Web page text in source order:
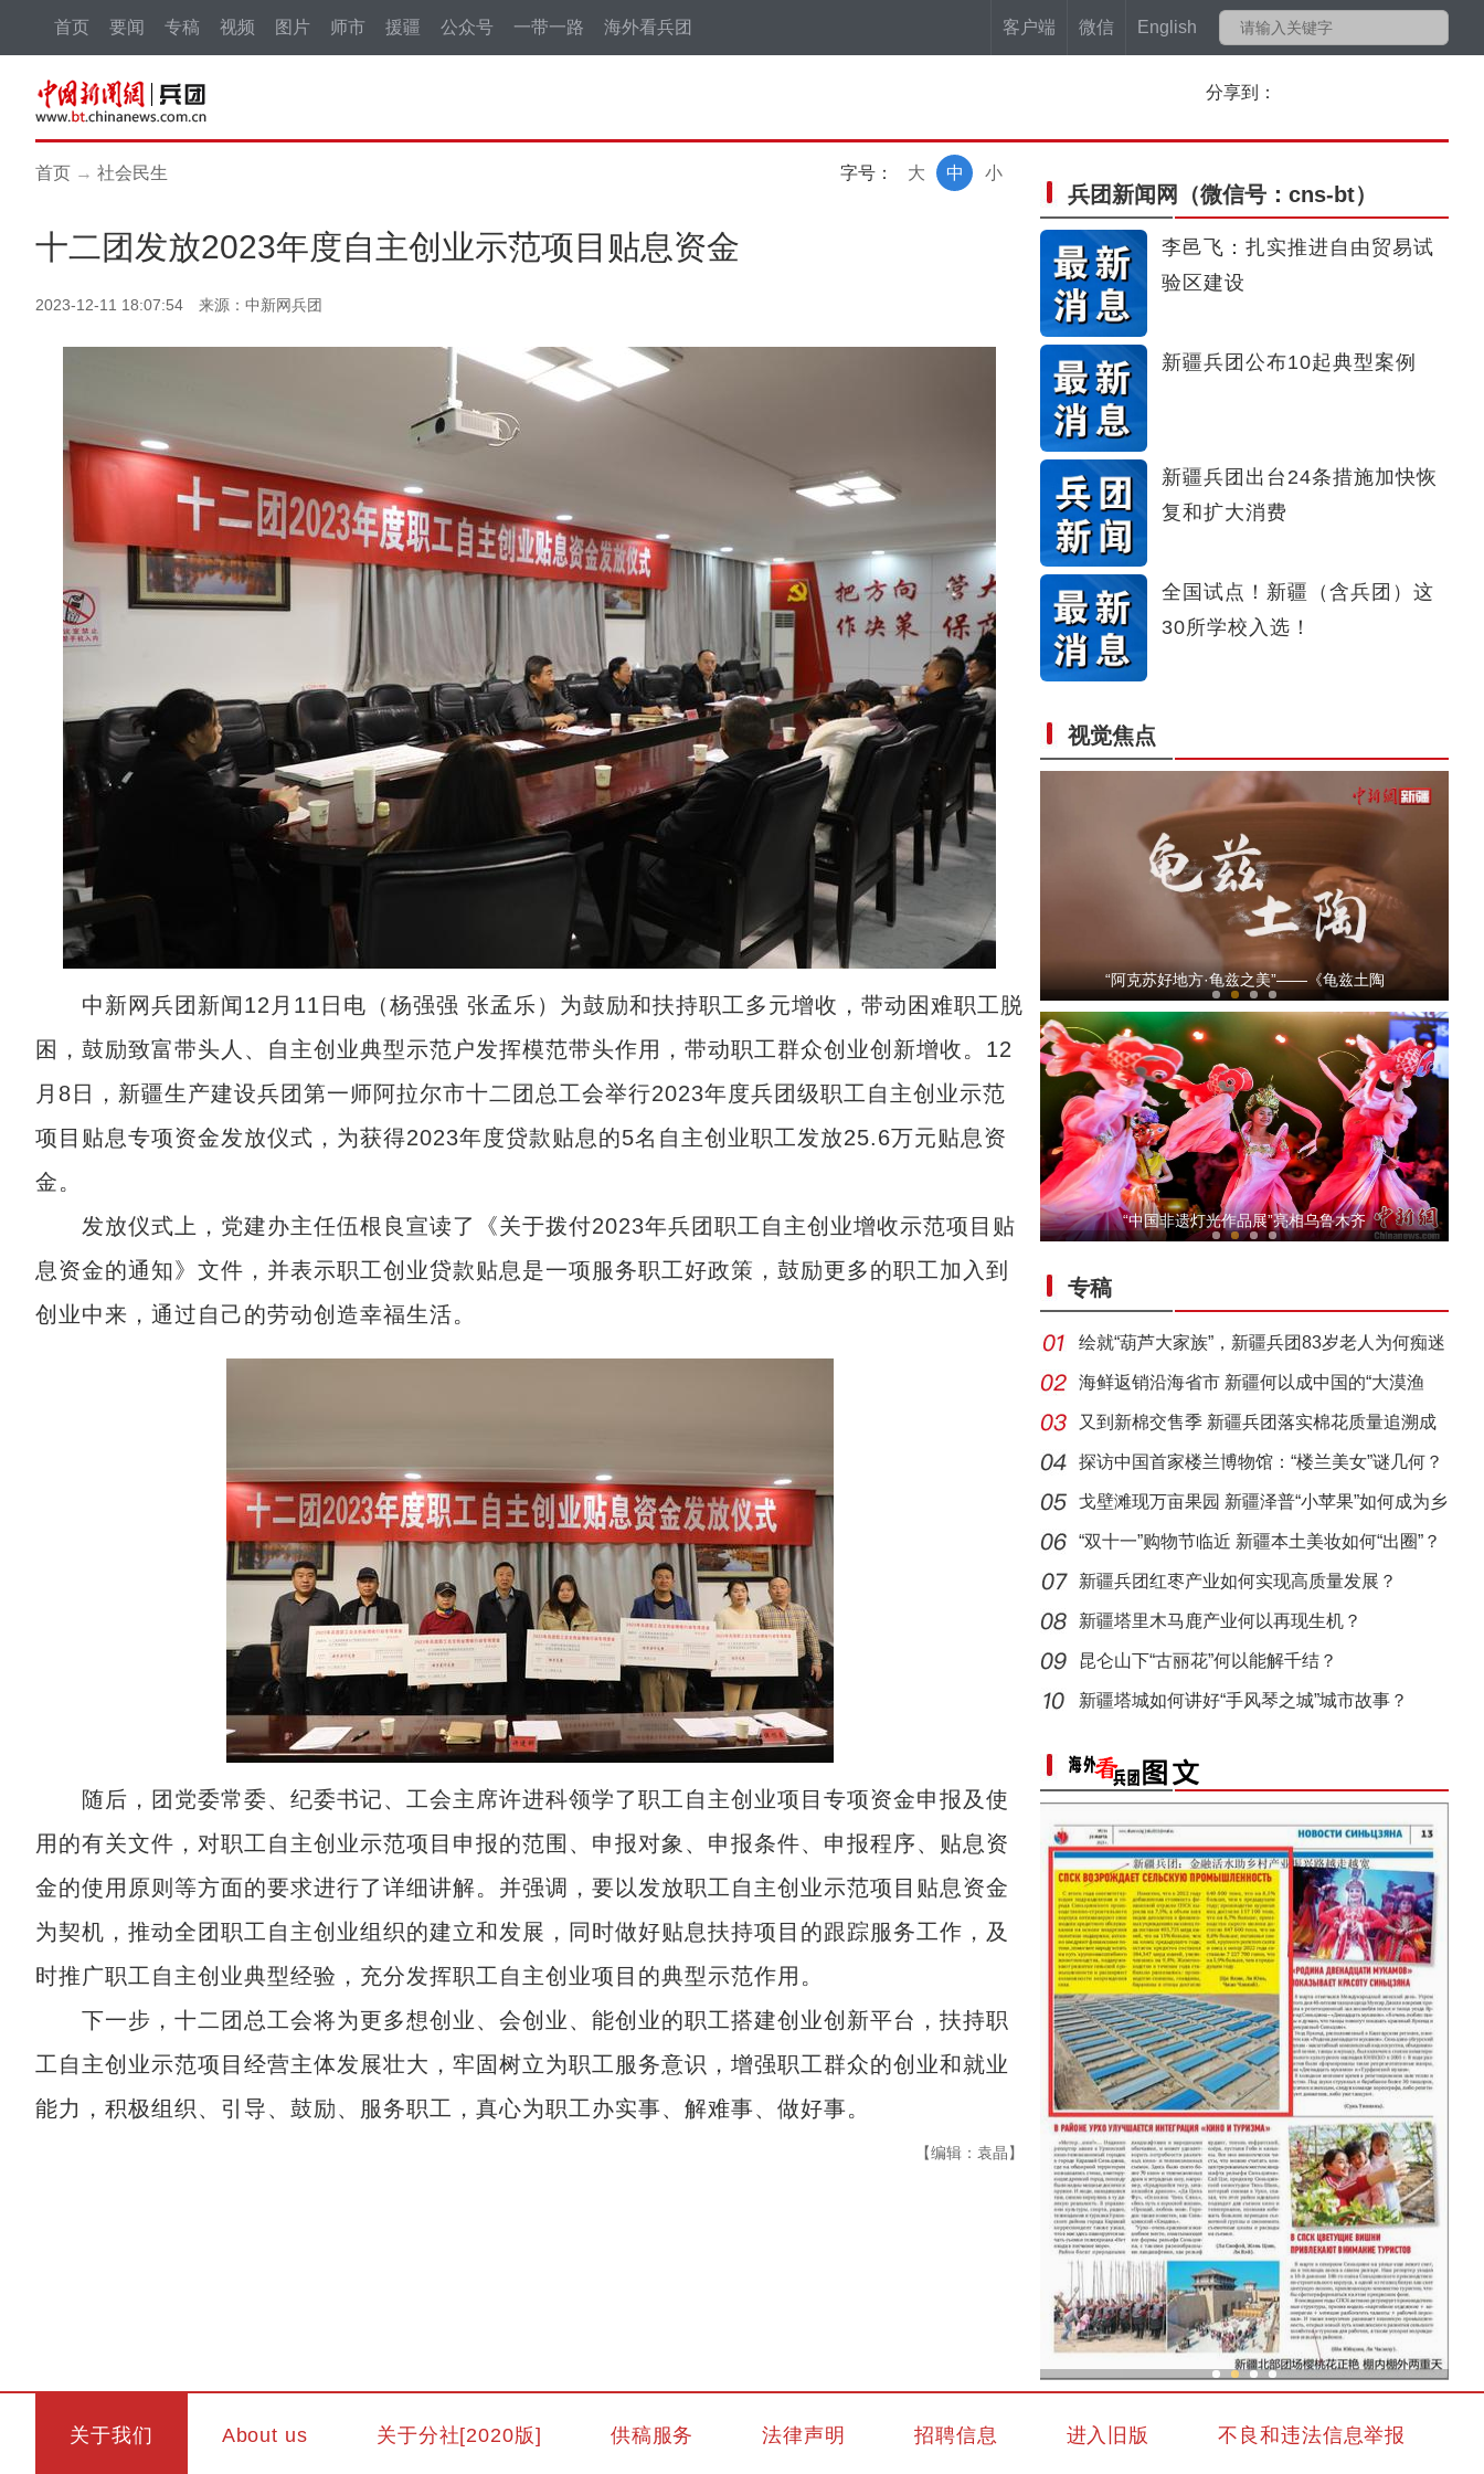
客户端 微信 English
首页 要闻 专稿 视频 图片 师市 援疆 公众号 一带一路 海外看兵团
分享到：
首页 → 社会民生 字号： 小
中
大
十二团发放2023年度自主创业示范项目贴息资金
2023-12-11 18:07:54 来源：中新网兵团
中新网兵团新闻12月11日电（杨强强 张孟乐）为鼓励和扶持职工多元增收，带动困难职工脱
困，鼓励致富带头人、自主创业典型示范户发挥模范带头作用，带动职工群众创业创新增收。12
月8日，新疆生产建设兵团第一师阿拉尔市十二团总工会举行2023年度兵团级职工自主创业示范
项目贴息专项资金发放仪式，为获得2023年度贷款贴息的5名自主创业职工发放25.6万元贴息资
金。
发放仪式上，党建办主任伍根良宣读了《关于拨付2023年兵团职工自主创业增收示范项目贴
息资金的通知》文件，并表示职工创业贷款贴息是一项服务职工好政策，鼓励更多的职工加入到
创业中来，通过自己的劳动创造幸福生活。
随后，团党委常委、纪委书记、工会主席许进科领学了职工自主创业项目专项资金申报及使
用的有关文件，对职工自主创业示范项目申报的范围、申报对象、申报条件、申报程序、贴息资
金的使用原则等方面的要求进行了详细讲解。并强调，要以发放职工自主创业示范项目贴息资金
为契机，推动全团职工自主创业组织的建立和发展，同时做好贴息扶持项目的跟踪服务工作，及
时推广职工自主创业典型经验，充分发挥职工自主创业项目的典型示范作用。
下一步，十二团总工会将为更多想创业、会创业、能创业的职工搭建创业创新平台，扶持职
工自主创业示范项目经营主体发展壮大，牢固树立为职工服务意识，增强职工群众的创业和就业
能力，积极组织、引导、鼓励、服务职工，真心为职工办实事、解难事、做好事。
【编辑：袁晶】
兵团新闻网 （微信号：cns-bt）
李邑飞：扎实推进自由贸易试
验区建设
新疆兵团公布10起典型案例
新疆兵团出台24条措施加快恢
复和扩大消费
全国试点！新疆（含兵团）这
30所学校入选！
视觉焦点
新疆特克斯：阔克苏大峡谷现丁达尔效应
中亚及俄罗斯媒体人参访乌鲁木齐德汇万达
“阿克苏好地方·龟兹之美”——《龟兹土陶
“阿克苏好地方·龟兹之美”——《龟兹高僧
中亚及俄罗斯媒体人参访乌鲁木齐德汇万达
“中国非遗灯光作品展”亮相乌鲁木齐
专稿
绘就“葫芦大家族”，新疆兵团83岁老人为何痴迷
烙
海鲜返销沿海省市 新疆何以成中国的“大漠渔
乡”？
又到新棉交售季 新疆兵团落实棉花质量追溯成
效几何
探访中国首家楼兰博物馆：“楼兰美女”谜几何？
戈壁滩现万亩果园 新疆泽普“小苹果”如何成为乡
村
“双十一”购物节临近 新疆本土美妆如何“出圈”？
新疆兵团红枣产业如何实现高质量发展？
新疆塔里木马鹿产业何以再现生机？
昆仑山下“古丽花”何以能解千结？
新疆塔城如何讲好“手风琴之城”城市故事？
关于我们 About us 关于分社[2020版] 供稿服务 法律声明 招聘信息 进入旧版 不良和违法信息举报